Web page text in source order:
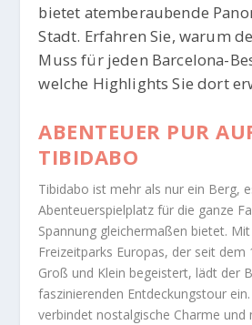
bietet atemberaubende
Stadt. Erfahren Sie, warum
Muss für jeden Barcelona-
welche Highlights Sie dort
ABENTEUER PUR
TIBIDABO
Tibidabo ist mehr als nur ein Berg,
Abenteuerspielplatz für die ganze
Spannung gleichermaßen bietet.
Freizeitparks Europas, der seit dem
Groß und Klein begeistert, lädt der
faszinierenden Entdeckungstour
verbindet nostalgische Charme und